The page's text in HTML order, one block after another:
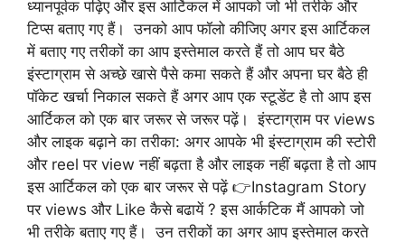
ध्यानपूर्वक पढ़िए और इस आर्टिकल में आपको जो भी तरीके और
टिप्स बताए गए हैं। उनको आप फॉलो कीजिए अगर इस आर्टिकल
में बताए गए तरीकों का आप इस्तेमाल करते हैं तो आप घर बैठे
इंस्टाग्राम से अच्छे खासे पैसे कमा सकते हैं और अपना घर बैठे ही
पॉकेट खर्चा निकाल सकते हैं अगर आप एक स्टूडेंट है तो आप इस
आर्टिकल को एक बार जरूर से जरूर पढ़ें। इंस्टाग्राम पर views
और लाइक बढ़ाने का तरीका: अगर आपके भी इंस्टाग्राम की स्टोरी
और reel पर view नहीं बढ़ता है और लाइक नहीं बढ़ता है तो आप
इस आर्टिकल को एक बार जरूर से पढ़ें 👉Instagram Story
पर views और Like कैसे बढायें ? इस आर्कटिक मैं आपको जो
भी तरीके बताए गए हैं। उन तरीकों का अगर आप इस्तेमाल करते